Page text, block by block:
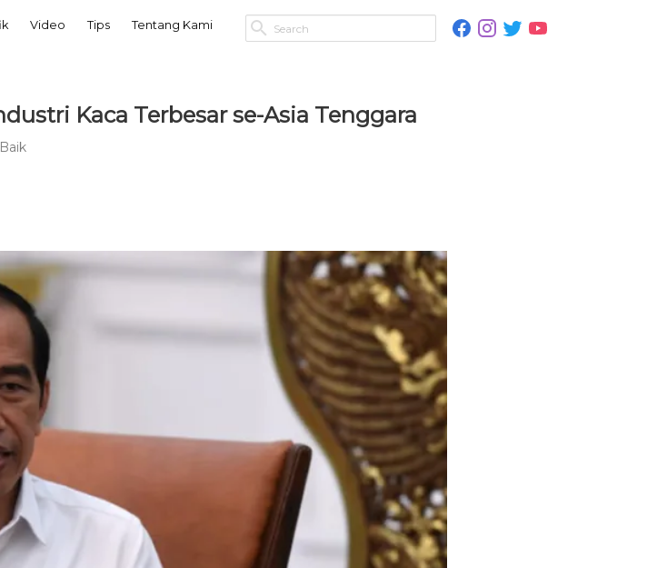
Video Tips Tentang Kami
Kaca Terbesar se-Asia Tenggara